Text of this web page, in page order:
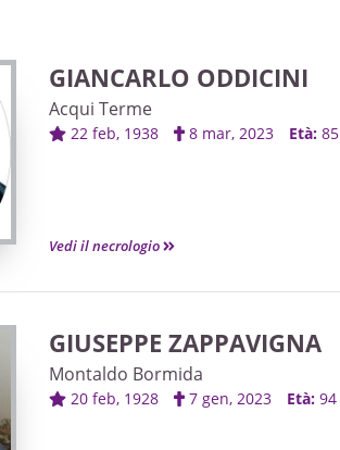
GIANCARLO ODDICINI
Acqui Terme
22 feb, 1938 8 mar, 2023 Età: 85
Vedi il necrologio
GIUSEPPE ZAPPAVIGNA
Montaldo Bormida
20 feb, 1928 7 gen, 2023 Età: 94